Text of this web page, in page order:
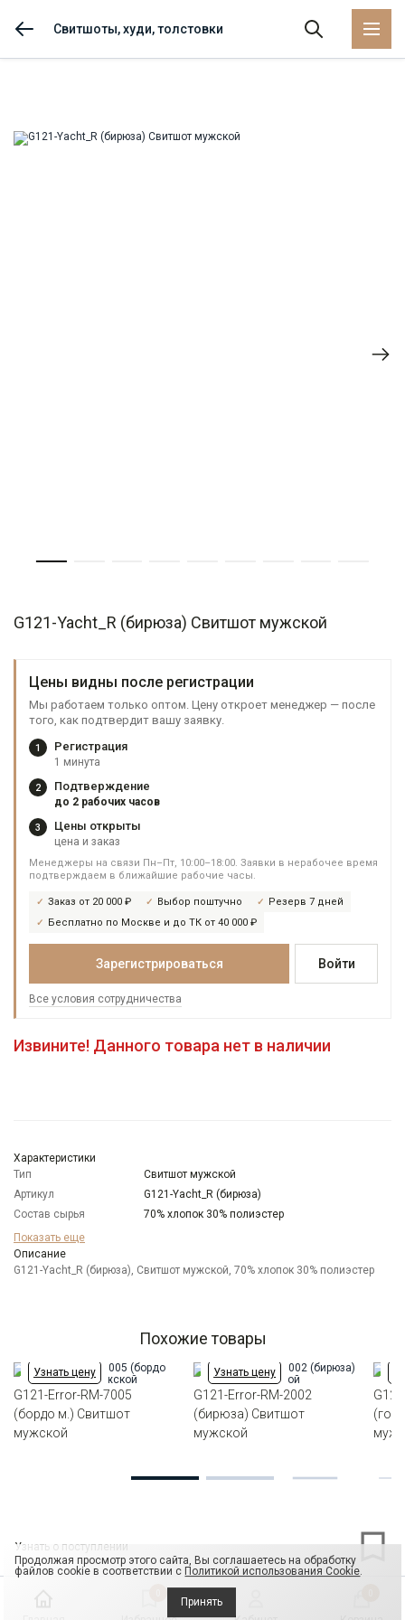
Свитшоты, худи, толстовки
G121-Yacht_R (бирюза) Свитшот мужской
Цены видны после регистрации
Мы работаем только оптом. Цену откроет менеджер — после
того, как подтвердит вашу заявку.
1 Регистрация
1 минута
2 Подтверждение
до 2 рабочих часов
3 Цены открыты
цена и заказ
Менеджеры на связи Пн–Пт, 10:00–18:00. Заявки в нерабочее время
подтверждаем в ближайшие рабочие часы.
Заказ от 20 000 ₽ Выбор поштучно
Резерв 7 дней
Бесплатно по Москве и до ТК от 40 000 ₽
Зарегистрироваться Войти
Все условия сотрудничества
Извините! Данного товара нет в наличии
Характеристики
Тип
Свитшот мужской
Артикул
G121-Yacht_R (бирюза)
Состав сырья
70% хлопок 30% полиэстер
Бренд
Особенности
ткани
Круглый
Прямой силуэт / Сlassic fit
Показать еще
Описание
G121-Yacht_R (бирюза), Свитшот мужской, 70% хлопок 30% полиэстер
Похожие товары
Узнать цену
G121-Error-RM-7005
(бордо м.) Свитшот
мужской
Узнать цену
G121-Error-RM-2002
(бирюза) Свитшот
мужской
Узнать о поступлении
Продолжая просмотр этого сайта, Вы соглашаетесь на обработку
файлов cookie в соответствии с Политикой использования Cookie.
Принять